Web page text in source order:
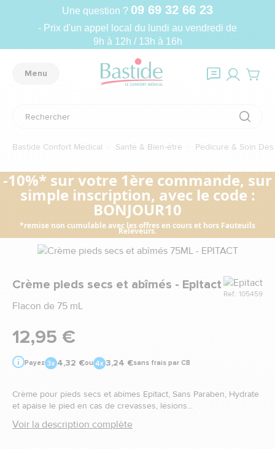
Une question ? 09 69 32 66 23
- Prix d'un appel local du lundi au vendredi de
9h à 12h / 13h à 16h
Menu
Bastide Confort Médical Santé & Bien-être Pédicure & Soin
-10%* sur votre 1ère commande, sur
simple inscription, avec le code :
BONJOUR10
*remise non cumulable avec les offres en cours et hors Fauteuils
Releveurs.
Crème pieds secs et abîmés - Epitact
Flacon de 75 mL
Marque
Ref.: 105459
12,95 €
Payez 4,32 €ou 3,24 €sans frais par CB
Crème pour pieds secs et abimes Epitact, Sans Paraben, Hydrate
et apaise le pied en cas de crevasses, lésions...
Voir la description complète